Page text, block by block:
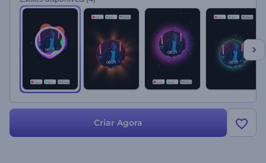
musical. Crie agora!
Criar Agora